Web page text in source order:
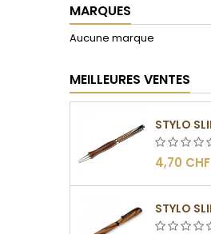
MARQUES
Aucune marque
MEILLEURES VENTES
4,70 CHF